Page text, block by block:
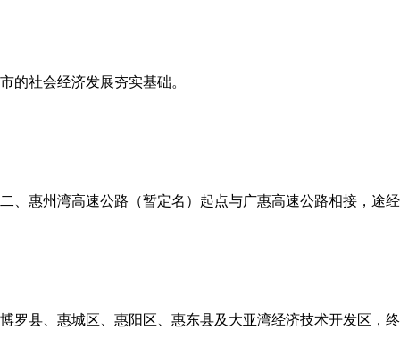
市的社会经济发展夯实基础。
二、惠州湾高速公路（暂定名）起点与广惠高速公路相接，途经
博罗县、惠城区、惠阳区、惠东县及大亚湾经济技术开发区，终